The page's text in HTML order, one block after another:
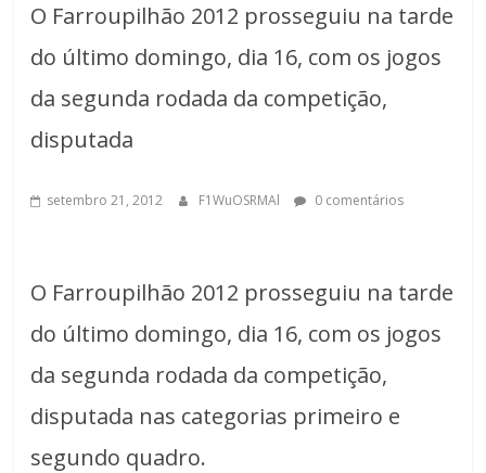
O Farroupilhão 2012 prosseguiu na tarde
do último domingo, dia 16, com os jogos
da segunda rodada da competição,
disputada
setembro 21, 2012 F1WuOSRMAl 0 comentários
O Farroupilhão 2012 prosseguiu na tarde
do último domingo, dia 16, com os jogos
da segunda rodada da competição,
disputada nas categorias primeiro e
segundo quadro.